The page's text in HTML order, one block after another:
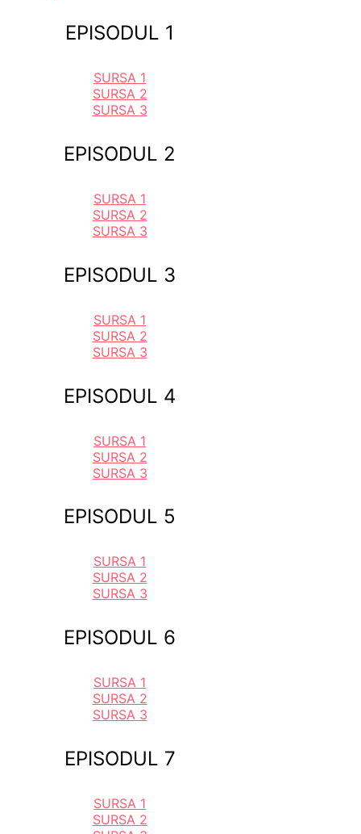
EPISODUL 1
SURSA 1
SURSA 2
SURSA 3
EPISODUL 2
SURSA 1
SURSA 2
SURSA 3
EPISODUL 3
SURSA 1
SURSA 2
SURSA 3
EPISODUL 4
SURSA 1
SURSA 2
SURSA 3
EPISODUL 5
SURSA 1
SURSA 2
SURSA 3
EPISODUL 6
SURSA 1
SURSA 2
SURSA 3
EPISODUL 7
SURSA 1
SURSA 2